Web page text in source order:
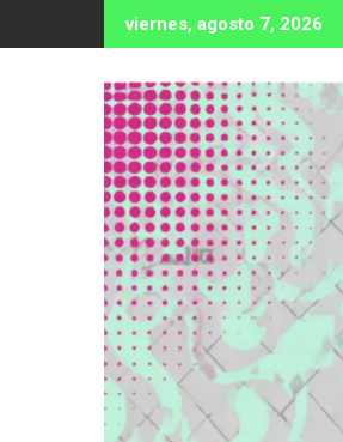
al
viernes, agosto 7, 2026